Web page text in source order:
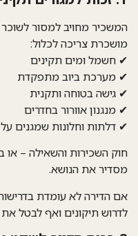
המשכיר מחויב למסור לשוכר
מושכרת צריכה לכלול:
✔ חשמל ומים תקינים
✔ מערכת ביוב מתפקדת
✔ גישה בטוחה ותקנית
✔ מנגנון אוורור בחדרים
✔ דלתות וחלונות שמגנים על
חוק השכירות והשאילה – או
מסדיר את הנושא.
אם הדירה לא עומדת
לדרוש תיקוניםואף לבטל את